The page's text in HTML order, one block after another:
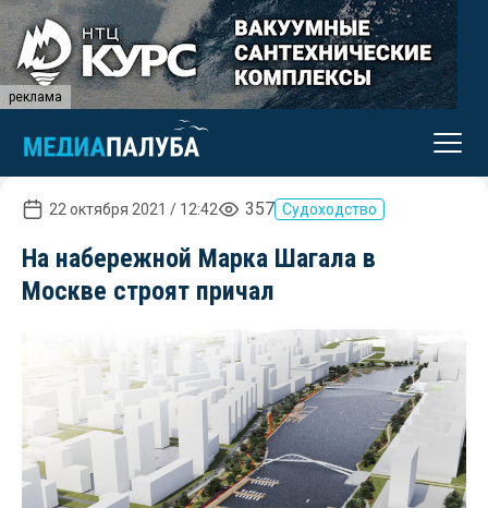
реклама
22 октября 2021 / 12:42 357 Судоходство
На набережной Марка Шагала в
Москве строят причал